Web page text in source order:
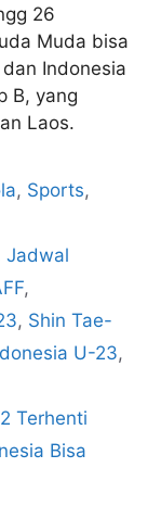
26
Muda bisa
Indonesia
B, yang
Laos.
, Sports,
Jadwal
,
, Shin Tae-
U-23,
Terhenti
Bisa